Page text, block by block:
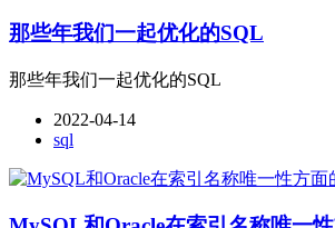
那些年我们一起优化的SQL
那些年我们一起优化的SQL
2022-04-14
sql